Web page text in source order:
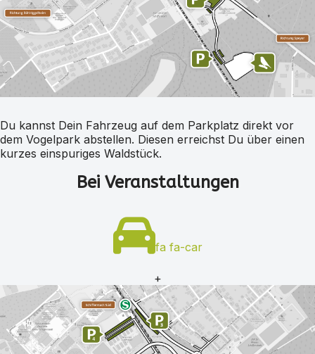
Du kannst Dein Fahrzeug auf dem Parkplatz direkt vor
dem Vogelpark abstellen. Diesen erreichst Du über einen
kurzes einspuriges Waldstück.
Bei Veranstaltungen
fa fa-car
+